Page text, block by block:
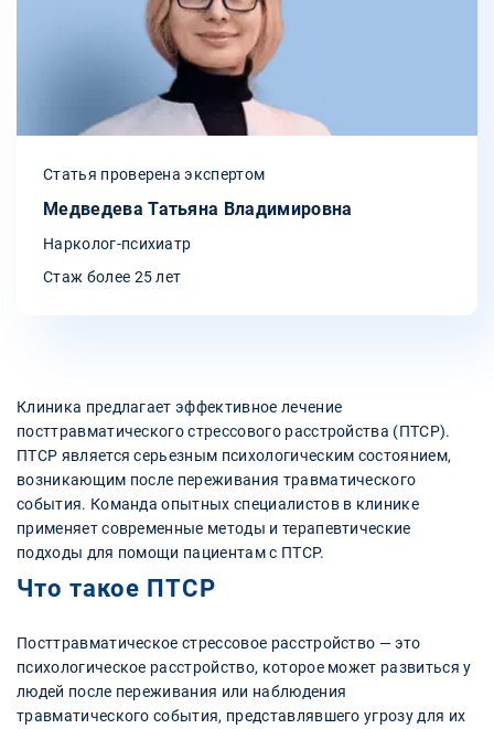
Статья проверена экспертом
Медведева Татьяна Владимировна
Нарколог-психиатр
Стаж более 25 лет
Клиника предлагает эффективное лечение
посттравматического стрессового расстройства (ПТСР).
ПТСР является серьезным психологическим состоянием,
возникающим после переживания травматического
события. Команда опытных специалистов в клинике
применяет современные методы и терапевтические
подходы для помощи пациентам с ПТСР.
Что такое ПТСР
Посттравматическое стрессовое расстройство — это
психологическое расстройство, которое может развиться у
людей после переживания или наблюдения
травматического события, представлявшего угрозу для их